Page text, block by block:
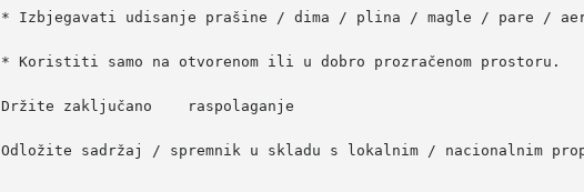
* Izbjegavati udisanje prašine / dima / plina / magle / pare /
* Koristiti samo na otvorenom ili u dobro prozračenom
Držite zaključano raspolaganje
Odložite sadržaj / spremnik u skladu s lokalnim / nacionalnim